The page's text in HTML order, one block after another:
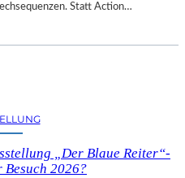
Statt Action…
„Der Blaue Reiter“-
2026?